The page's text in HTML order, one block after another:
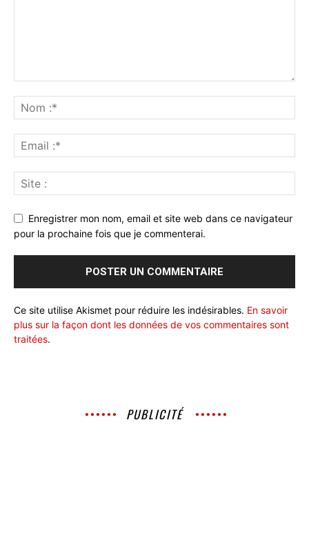
Enregistrer mon nom, email et site web dans ce navigateur
pour la prochaine fois que je commenterai.
Ce site utilise Akismet pour réduire les indésirables. En savoir
plus sur la façon dont les données de vos commentaires sont
traitées.
PUBLICITÉ